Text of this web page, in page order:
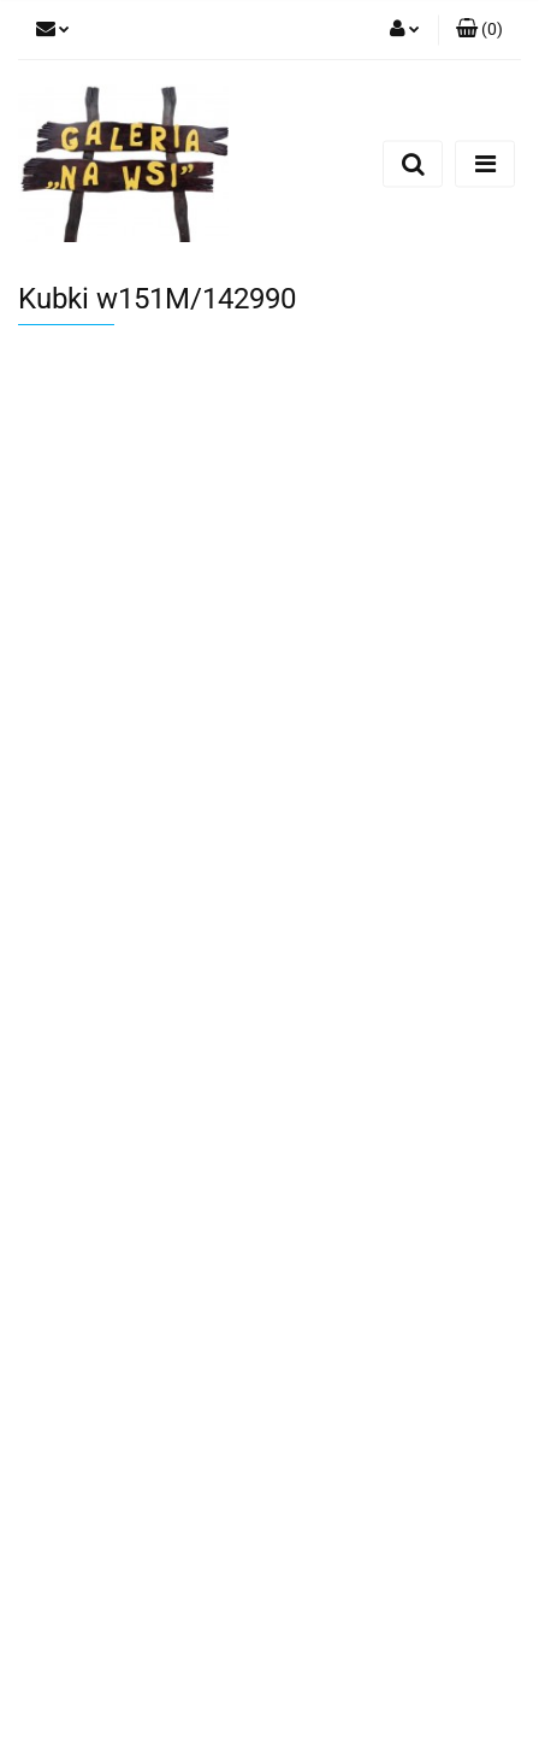
Dodaj zgłoszenie
(0)
Kubki w151M/142990